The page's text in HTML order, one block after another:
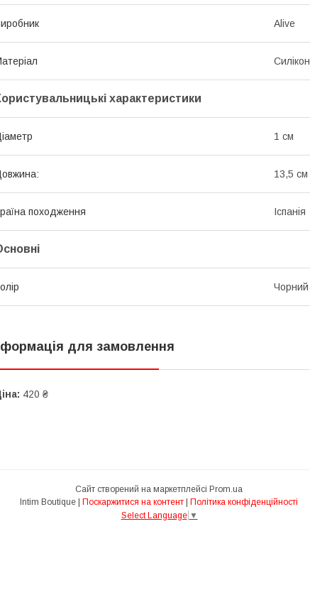
Alive
Силікон
характеристики
1 см
13,5 см
походження Іспанія
Чорний
для замовлення
420 ₴
Сайт створений на маркетплейсі Prom.ua
Поскаржитися на контент
Політика конфіденційності
Select Language ▼